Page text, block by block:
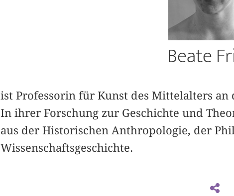
Beate
ist Professorin für Kunst des Mittelalters
In ihrer Forschung zur Geschichte und
aus der Historischen Anthropologie, der
Wissenschaftsgeschichte.